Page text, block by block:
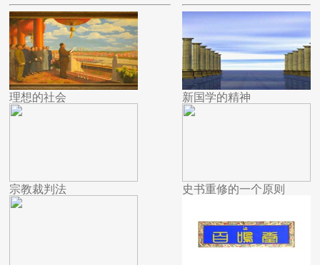
理想的社会
宗教裁判法
新国学的精神
史书重修的一个原则